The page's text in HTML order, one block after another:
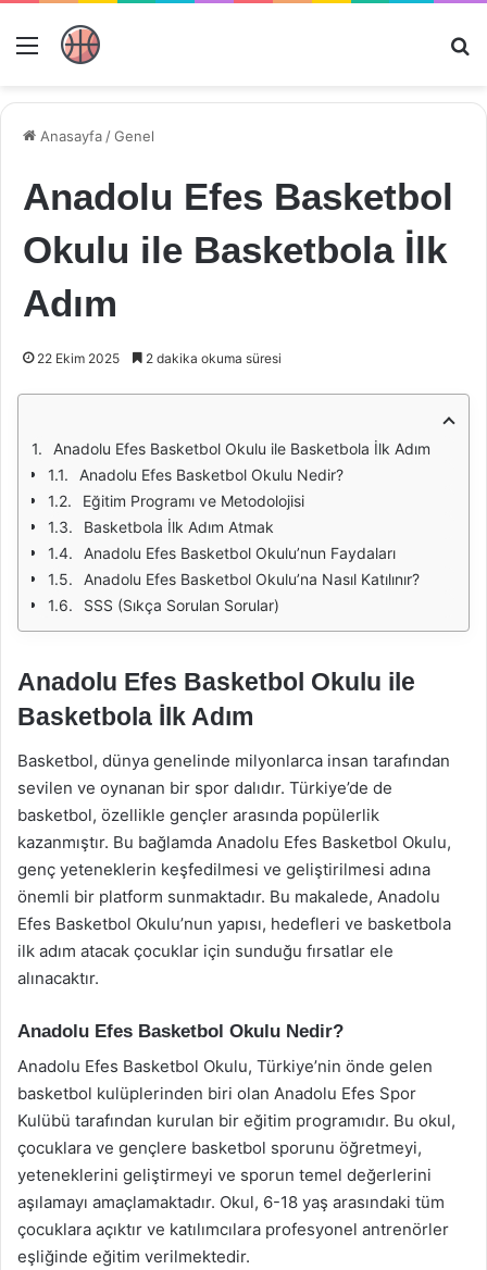
Menü
Anasayfa /Genel
Anadolu Efes Basketbol
Okulu ile Basketbola İlk
Adım
22 Ekim 2025 2 dakika okuma süresi
Anadolu Efes Basketbol Okulu ile Basketbola İlk Adım
Anadolu Efes Basketbol Okulu Nedir?
Eğitim Programı ve Metodolojisi
Basketbola İlk Adım Atmak
Anadolu Efes Basketbol Okulu’nun Faydaları
Anadolu Efes Basketbol Okulu’na Nasıl Katılınır?
SSS (Sıkça Sorulan Sorular)
Anadolu Efes Basketbol Okulu ile
Basketbola İlk Adım
Basketbol, dünya genelinde milyonlarca insan tarafından
sevilen ve oynanan bir spor dalıdır. Türkiye’de de
basketbol, özellikle gençler arasında popülerlik
kazanmıştır. Bu bağlamda Anadolu Efes Basketbol Okulu,
genç yeteneklerin keşfedilmesi ve geliştirilmesi adına
önemli bir platform sunmaktadır. Bu makalede, Anadolu
Efes Basketbol Okulu’nun yapısı, hedefleri ve basketbola
ilk adım atacak çocuklar için sunduğu fırsatlar ele
alınacaktır.
Anadolu Efes Basketbol Okulu Nedir?
Anadolu Efes Basketbol Okulu, Türkiye’nin önde gelen
basketbol kulüplerinden biri olan Anadolu Efes Spor
Kulübü tarafından kurulan bir eğitim programıdır. Bu okul,
çocuklara ve gençlere basketbol sporunu öğretmeyi,
yeteneklerini geliştirmeyi ve sporun temel değerlerini
aşılamayı amaçlamaktadır. Okul, 6-18 yaş arasındaki tüm
çocuklara açıktır ve katılımcılara profesyonel antrenörler
eşliğinde eğitim verilmektedir.